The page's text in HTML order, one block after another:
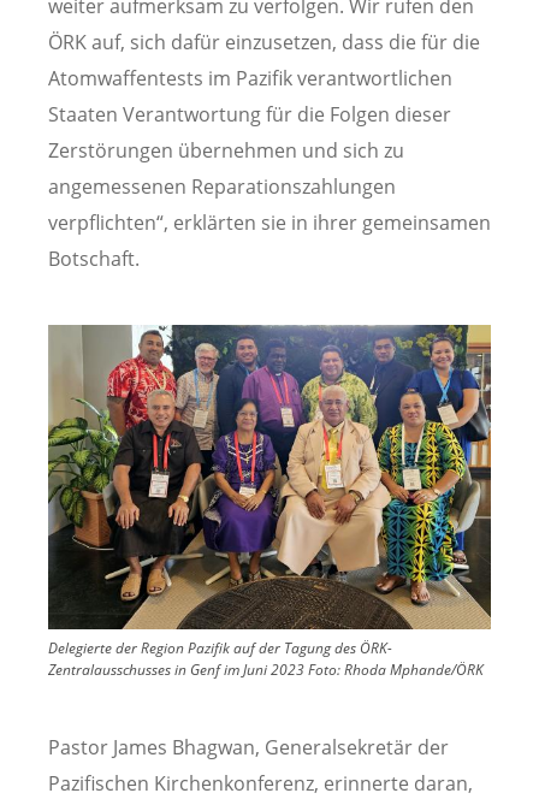
weiter aufmerksam zu verfolgen. Wir rufen den
ÖRK auf, sich dafür einzusetzen, dass die für die
Atomwaffentests im Pazifik verantwortlichen
Staaten Verantwortung für die Folgen dieser
Zerstörungen übernehmen und sich zu
angemessenen Reparationszahlungen
verpflichten“, erklärten sie in ihrer gemeinsamen
Botschaft.
Delegierte der Region Pazifik auf der Tagung des ÖRK-
Zentralausschusses in Genf im Juni 2023Foto:Rhoda Mphande/ÖRK
Pastor James Bhagwan, Generalsekretär der
Pazifischen Kirchenkonferenz, erinnerte daran,